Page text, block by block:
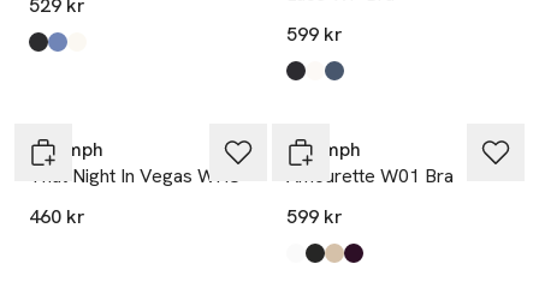
529 kr
Produkten finns i färgerna:
Black
Jacaranda
Ecru White
599 kr
Produkten finns i färgerna:
Black,
Ecru White
Indigo Veil
Triumph
That Night In Vegas WHU
460 kr
Triumph
Amourette W01 Bra
599 kr
Produkten finns i färgerna:
White,
Black,
Beige,
Claret,